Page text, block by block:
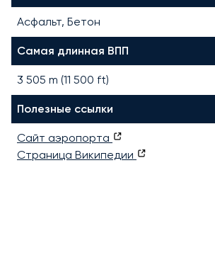
Асфальт, Бетон
Самая длинная ВПП
3 505 m (11 500 ft)
Полезные ссылки
Сайт аэропорта
Страница Википедии